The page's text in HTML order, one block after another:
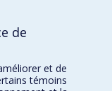
de
et de
témoins